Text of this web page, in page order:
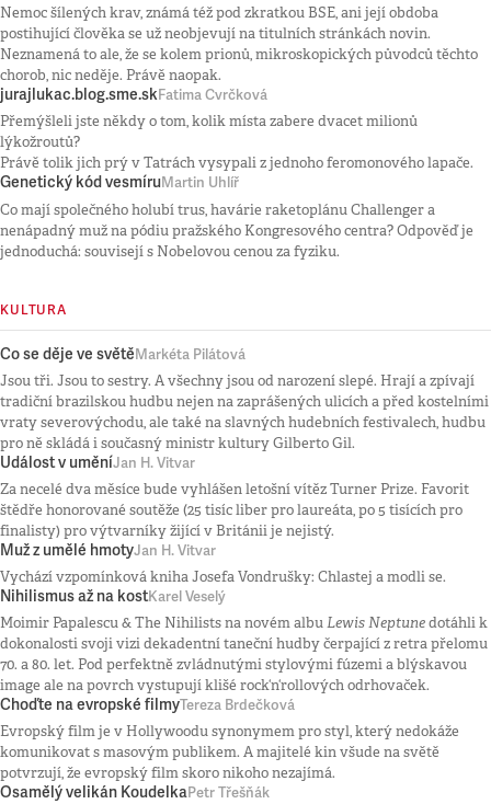
Nemoc šílených krav, známá též pod zkratkou BSE, ani její obdoba
postihující člověka se už neobjevují na titulních stránkách novin.
Neznamená to ale, že se kolem prionů, mikroskopických původců těchto
chorob, nic neděje. Právě naopak.
jurajlukac.blog.sme.skFatima Cvrčková
Přemýšleli jste někdy o tom, kolik místa zabere dvacet milionů
lýkožroutů?
Právě tolik jich prý v Tatrách vysypali z jednoho feromonového lapače.
Genetický kód vesmíruMartin Uhlíř
Co mají společného holubí trus, havárie raketoplánu Challenger a
nenápadný muž na pódiu pražského Kongresového centra? Odpověď je
jednoduchá: souvisejí s Nobelovou cenou za fyziku.
KULTURA
Co se děje ve světěMarkéta Pilátová
Jsou tři. Jsou to sestry. A všechny jsou od narození slepé. Hrají a zpívají
tradiční brazilskou hudbu nejen na zaprášených ulicích a před kostelními
vraty severovýchodu, ale také na slavných hudebních festivalech, hudbu
pro ně skládá i současný ministr kultury Gilberto Gil.
Událost v uměníJan H. Vitvar
Za necelé dva měsíce bude vyhlášen letošní vítěz Turner Prize. Favorit
štědře honorované soutěže (25 tisíc liber pro laureáta, po 5 tisících pro
finalisty) pro výtvarníky žijící v Británii je nejistý.
Muž z umělé hmotyJan H. Vitvar
Vychází vzpomínková kniha Josefa Vondrušky: Chlastej a modli se.
Nihilismus až na kostKarel Veselý
Moimir Papalescu & The Nihilists na novém albuLewis Neptunedotáhli k
dokonalosti svoji vizi dekadentní taneční hudby čerpající z retra přelomu
70. a 80. let. Pod perfektně zvládnutými stylovými fúzemi a blýskavou
image ale na povrch vystupují klišé rock‘n‘rollových odrhovaček.
Choďte na evropské filmyTereza Brdečková
Evropský film je v Hollywoodu synonymem pro styl, který nedokáže
komunikovat s masovým publikem. A majitelé kin všude na světě
potvrzují, že evropský film skoro nikoho nezajímá.
Osamělý velikán KoudelkaPetr Třešňák